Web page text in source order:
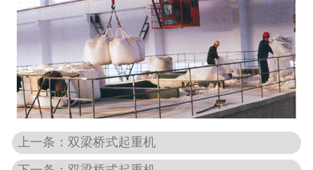
架桥龙门起重机
架桥机
上一条：双梁桥式起重机